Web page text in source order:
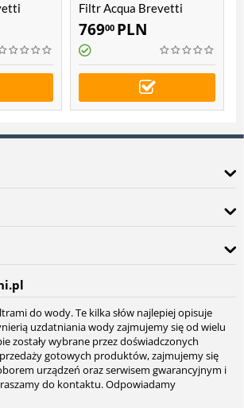
Filtr Acqua Brevetti
BravoDUE
76900 PLN
do wody. Te kilka słów najlepiej opisuje
uzdatniania wody zajmujemy się od wielu
zostały wybrane przez doświadczonych
gotowych produktów, zajmujemy się
urządzeń oraz serwisem gwarancyjnym i
do kontaktu. Odpowiadamy